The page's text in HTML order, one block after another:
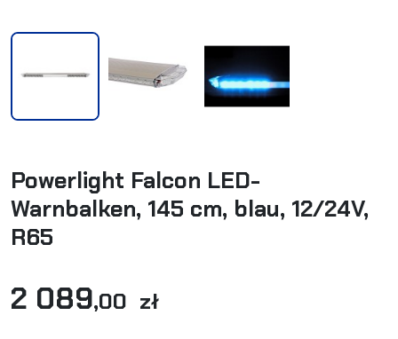
Powerlight Falcon LED-
Warnbalken, 145 cm, blau, 12/24V,
R65
2 089,00 zł